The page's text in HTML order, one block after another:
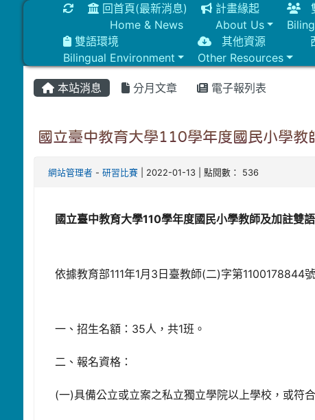
重新取得佈景設定
回首頁(最新消息)
Home & News
計畫緣起
About Us
雙語環境
Bilingual Environment
其他資源
Other Resources
本站消息 分月文章 電子報列表
國立臺中教育大學110學年度國民小學
網站管理者 - 研習比賽| 2022-01-13 | 點閱數： 536
國立臺中教育大學110學年度國民小學教師及加註雙
依據教育部111年1月3日臺教師(二)字第1100178844
一、招生名額：35人，共1班。
二、報名資格：
(一)具備公立或立案之私立獨立學院以上學校，或符